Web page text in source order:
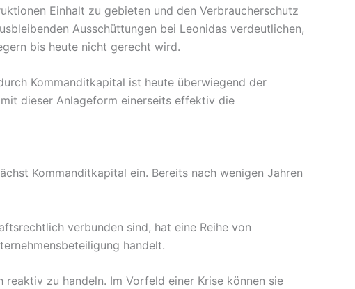
Einhalt zu gebieten und den Verbraucherschutz
Ausschüttungen bei Leonidas verdeutlichen,
bis heute nicht gerecht wird.
Kommanditkapital ist heute überwiegend der
dieser Anlageform einerseits effektiv die
Kommanditkapital ein. Bereits nach wenigen Jahren
verbunden sind, hat eine Reihe von
handelt.
zu handeln. Im Vorfeld einer Krise können sie